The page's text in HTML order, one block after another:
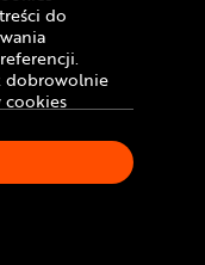
do
dobrowolnie
cookies
na